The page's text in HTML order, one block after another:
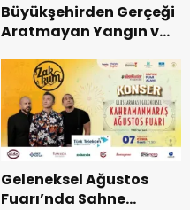
Büyükşehirden Gerçeği
Aratmayan Yangın ve
Geleneksel Ağustos
Fuarı’nda Sahne